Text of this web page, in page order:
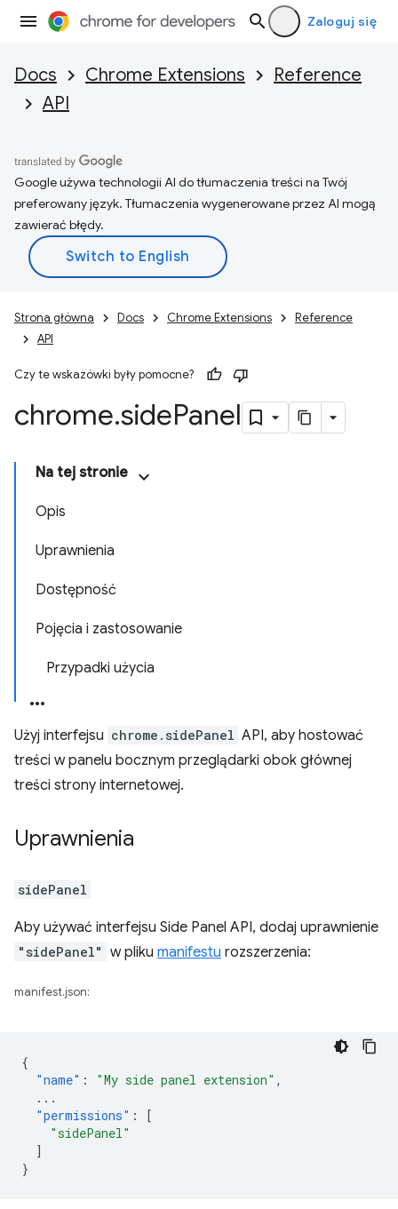
Zaloguj się
Docs Chrome Extensions
Reference
API
Google używa technologii AI do tłumaczenia treści na Twój
preferowany język. Tłumaczenia wygenerowane przez AI mogą
zawierać błędy.
Strona główna Docs Chrome Extensions
Reference
API
Czy te wskazówki były pomocne?
chrome.sidePanel
Na tej stronie
Opis
Uprawnienia
Dostępność
Pojęcia i zastosowanie
Przypadki użycia
Użyj interfejsu chrome.sidePanel API, aby hostować
treści w panelu bocznym przeglądarki obok głównej
treści strony internetowej.
Uprawnienia
sidePanel
Aby używać interfejsu Side Panel API, dodaj uprawnienie
"sidePanel" w pliku manifestu rozszerzenia:
manifest.json:
{
"name" : "My side panel extension" ,
...
"permissions" :
[
"sidePanel"
]
}